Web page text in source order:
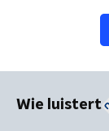
Wie luistert